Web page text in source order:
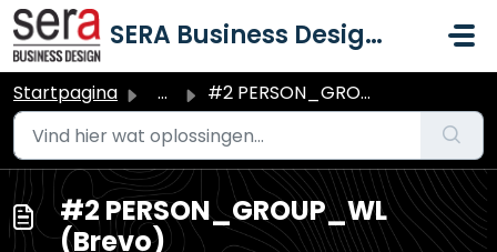
Doorgaan naar hoofdinhoud
SERA Business Design B.V.
Startpagina ... #2 PERSON_GROUP_WL (Brevo)
#2 PERSON_GROUP_WL
(Brevo)